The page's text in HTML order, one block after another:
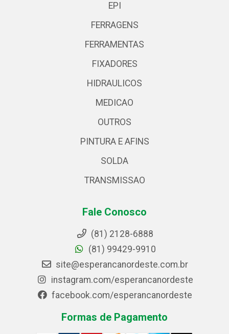
EPI
FERRAGENS
FERRAMENTAS
FIXADORES
HIDRAULICOS
MEDICAO
OUTROS
PINTURA E AFINS
SOLDA
TRANSMISSAO
Fale Conosco
(81) 2128-6888
(81) 99429-9910
site@esperancanordeste.com.br
instagram.com/esperancanordeste
facebook.com/esperancanordeste
Formas de Pagamento